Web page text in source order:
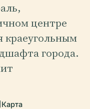
центре
краеугольным
города.
Карта